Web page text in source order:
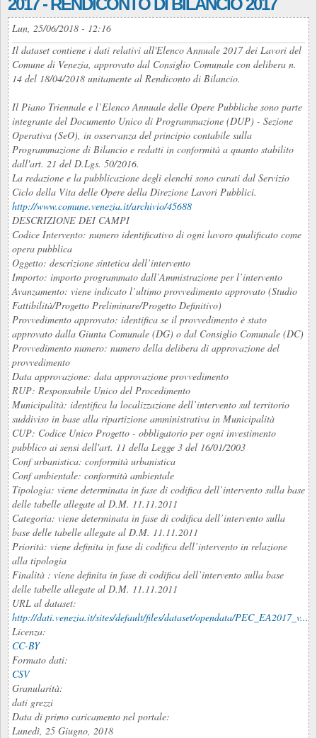
2017 - RENDICONTO DI BILANCIO 2017
Lun, 25/06/2018 - 12:16
Il dataset contiene i dati relativi all'Elenco Annuale 2017 dei Lavori del
Comune di Venezia, approvato dal Consiglio Comunale con delibera n.
14 del 18/04/2018 unitamente al Rendiconto di Bilancio.
Il Piano Triennale e l’Elenco Annuale delle Opere Pubbliche sono parte
integrante del Documento Unico di Programmazione (DUP) - Sezione
Operativa (SeO), in osservanza del principio contabile sulla
Programmazione di Bilancio e redatti in conformità a quanto stabilito
dall'art. 21 del D.Lgs. 50/2016.
La redazione e la pubblicazione degli elenchi sono curati dal Servizio
Ciclo della Vita delle Opere della Direzione Lavori Pubblici.
http://www.comune.venezia.it/archivio/45688
DESCRIZIONE DEI CAMPI
Codice Intervento: numero identificativo di ogni lavoro qualificato come
opera pubblica
Oggetto: descrizione sintetica dell’intervento
Importo: importo programmato dall’Ammistrazione per l’intervento
Avanzamento: viene indicato l’ultimo provvedimento approvato (Studio
Fattibilità/Progetto Preliminare/Progetto Definitivo)
Provvedimento approvato: identifica se il provvedimento è stato
approvato dalla Giunta Comunale (DG) o dal Consiglio Comunale (DC)
Provvedimento numero: numero della delibera di approvazione del
provvedimento
Data approvazione: data approvazione provvedimento
RUP: Responsabile Unico del Procedimento
Municipalità: identifica la localizzazione dell’intervento sul territorio
suddiviso in base alla ripartizione amministrativa in Municipalità
CUP: Codice Unico Progetto - obbligatorio per ogni investimento
pubblico ai sensi dell'art. 11 della Legge 3 del 16/01/2003
Conf urbanistica: conformità urbanistica
Conf ambientale: conformità ambientale
Tipologia: viene determinata in fase di codifica dell’intervento sulla base
delle tabelle allegate al D.M. 11.11.2011
Categoria: viene determinata in fase di codifica dell’intervento sulla
base delle tabelle allegate al D.M. 11.11.2011
Priorità: viene definita in fase di codifica dell’intervento in relazione
alla tipologia
Finalità : viene definita in fase di codifica dell’intervento sulla base
delle tabelle allegate al D.M. 11.11.2011
URL al dataset:
http://dati.venezia.it/sites/default/files/dataset/opendata/PEC_EA2017_v...
Licenza:
CC-BY
Formato dati:
CSV
Granularità:
dati grezzi
Data di primo caricamento nel portale:
Lunedì, 25 Giugno, 2018